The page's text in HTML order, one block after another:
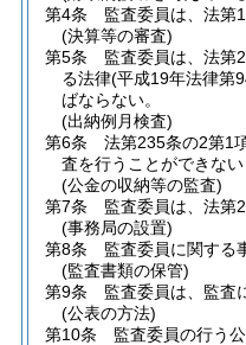
第4条
監査委員は、法第
(決算等の審査)
第5条
監査委員は、法第
る法律(平成19年法律第
ばならない。
(出納例月検査)
第6条
法第235条の2第1
査を行うことができな
(公金の収納等の監査)
第7条
監査委員は、法第
(事務局の設置)
第8条
監査委員に関する
(監査書類の保管)
第9条
監査委員は、監査
(公表の方法)
第10条
監査委員の行う公